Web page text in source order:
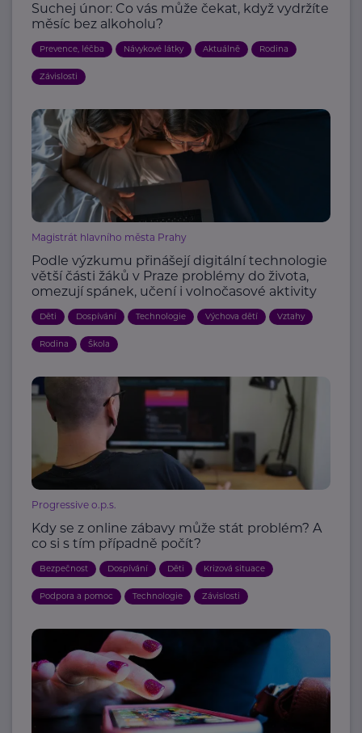
Suchej únor: Co vás může čekat, když vydržíte
měsíc bez alkoholu?
Prevence, léčba Návykové látky Aktuálně Rodina
Závislosti
Magistrát hlavního města Prahy
Podle výzkumu přinášejí digitální technologie
větší části žáků v Praze problémy do života,
omezují spánek, učení i volnočasové aktivity
Děti Dospívání Technologie Výchova dětí Vztahy
Rodina Škola
Progressive o.p.s.
Kdy se z online zábavy může stát problém? A
co si s tím případně počít?
Bezpečnost Dospívání Děti Krizová situace
Podpora a pomoc Technologie Závislosti